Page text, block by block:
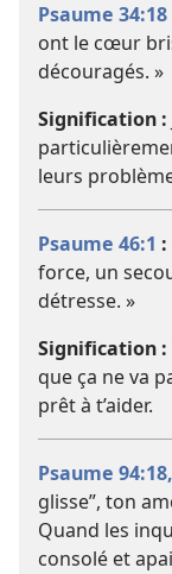
Psaume 34:18
ont le cœur
découragés. »
Signification :
leurs
Psaume 46:1 :
force, un
détresse. »
Signification :
que ça ne va
prêt à t’aider.
Psaume
glisse”, ton
Quand les
consolé et